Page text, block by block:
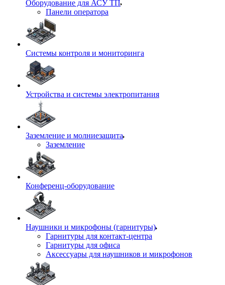
Оборудование для АСУ ТП
Панели оператора
Системы контроля и мониторинга
Устройства и системы электропитания
Заземление и молниезащита
Заземление
Конференц-оборудование
Наушники и микрофоны (гарнитуры)
Гарнитуры для контакт-центра
Гарнитуры для офиса
Аксессуары для наушников и микрофонов